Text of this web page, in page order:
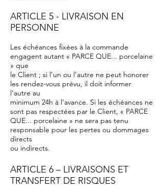
ARTICLE 5 - LIVRAISON EN
PERSONNE
Les échéances fixées à la commande
engagent autant « PARCE QUE... porcelaine
» que
le Client ; si l’un ou l’autre ne peut honorer
les rendez-vous prévu, il doit informer
l’autre au
minimum 24h à l’avance. Si les échéances ne
sont pas respectées par le Client, « PARCE
QUE... porcelaine » ne sera pas tenu
responsable pour les pertes ou dommages
directs
ou indirects.
ARTICLE 6 – LIVRAISONS ET
TRANSFERT DE RISQUES